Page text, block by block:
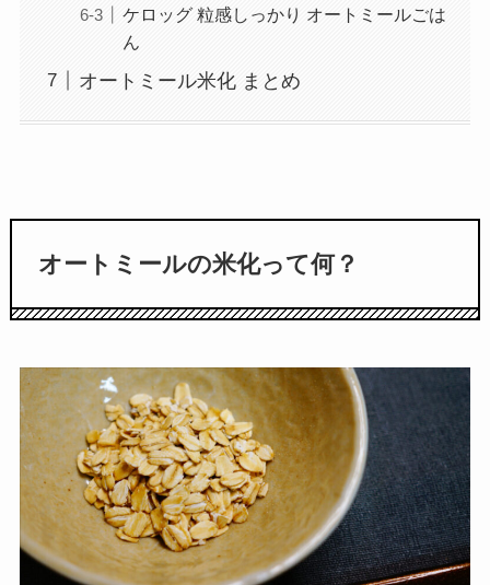
ケロッグ 粒感しっかり オートミールごは
ん
オートミール米化 まとめ
オートミールの米化って何？